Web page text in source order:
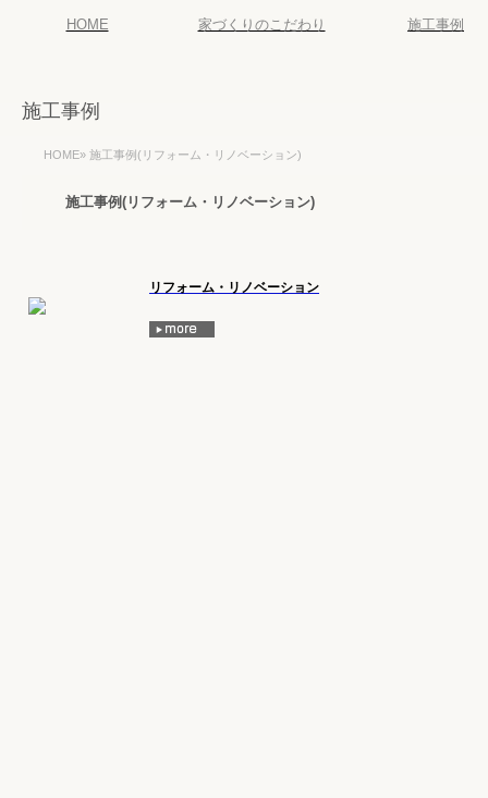
HOME 家づくりのこだわり 施工事例
施工事例
HOME» 施工事例(リフォーム・リノベーション)
施工事例(リフォーム・リノベーション)
リフォーム・リノベーション